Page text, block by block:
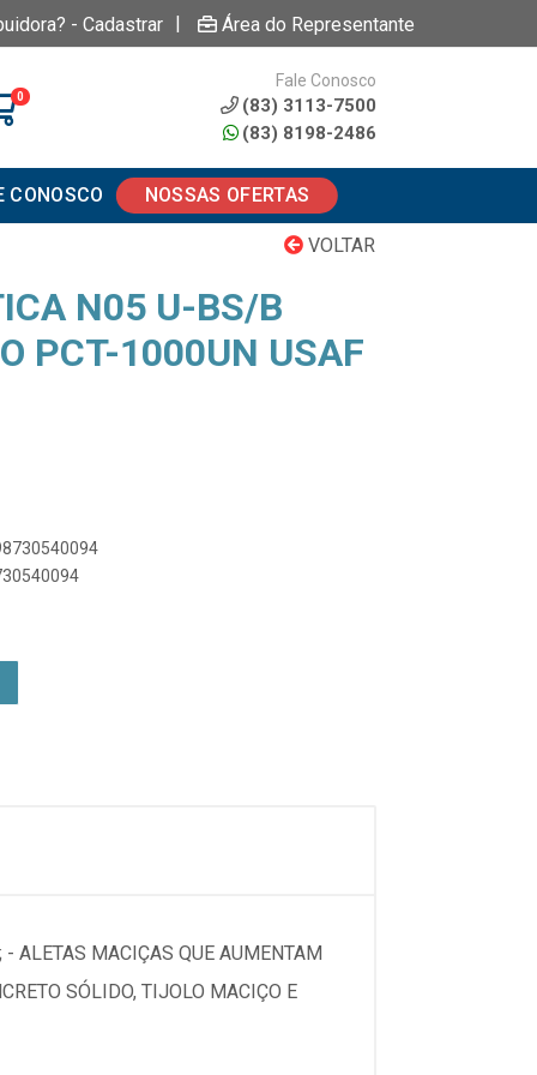
- Cadastrar | Área do Representante
0
Fale Conosco
(83) 3113-7500
(83) 8198-2486
CONOSCO NOSSAS OFERTAS
VOLTAR
N05 U-BS/B
PCT-1000UN USAF
- ALETAS MACIÇAS QUE AUMENTAM
SÓLIDO, TIJOLO MACIÇO E